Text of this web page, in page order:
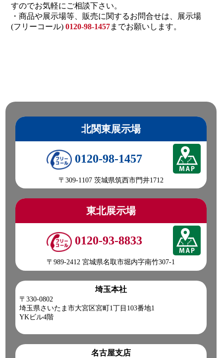
すのでお気軽にご相談下さい。
・商品や展示場等、販売に関するお問合せは、展示場
(フリーコール) 0120-98-1457までお願いします。
北関東展示場
0120-98-1457
〒309-1107 茨城県筑西市門井1712
東北展示場
0120-93-8833
〒989-2412 宮城県名取市堀内字南竹307-1
埼玉本社
〒330-0802
埼玉県さいたま市大宮区宮町1丁目103番地1
YKビル4階
名古屋支店